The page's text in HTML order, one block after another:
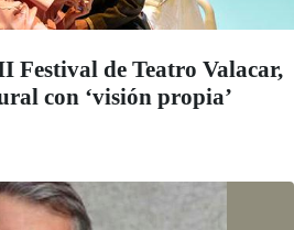
Festival de Teatro Valacar,
con ‘visión propia’